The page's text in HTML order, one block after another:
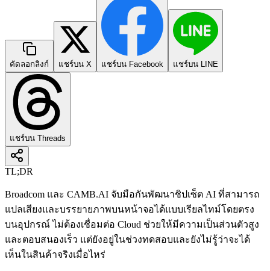
คัดลอกลิงก์ แชร์บน X แชร์บน Facebook แชร์บน LINE
แชร์บน Threads
TL;DR
Broadcom และ CAMB.AI จับมือกันพัฒนาชิปเซ็ต AI ที่สามารถ
แปลเสียงและบรรยายภาพบนหน้าจอได้แบบเรียลไทม์โดยตรง
บนอุปกรณ์ ไม่ต้องเชื่อมต่อ Cloud ช่วยให้มีความเป็นส่วนตัวสูง
และตอบสนองเร็ว แต่ยังอยู่ในช่วงทดสอบและยังไม่รู้ว่าจะได้
เห็นในสินค้าจริงเมื่อไหร่